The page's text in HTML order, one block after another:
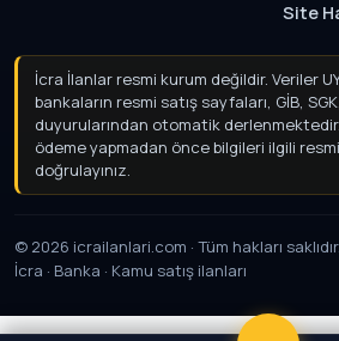
Site
İcra İlanlar resmi kurum değildir. Veriler
bankaların resmi satış sayfaları, GİB,
duyurularından otomatik
veya ödeme yapmadan önce bilgileri
üzerinden doğrulayınız.
© 2026 icrailanlari.com · Tüm hakları saklıdır.
İcra · Banka · Kamu satış ilanları